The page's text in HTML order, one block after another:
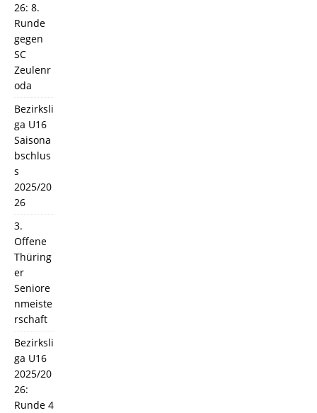
26: 8.
Runde
gegen
SC
Zeulenr
oda
Bezirksli
ga U16
Saisona
bschlus
s
2025/20
26
3.
Offene
Thüring
er
Seniore
nmeiste
rschaft
Bezirksli
ga U16
2025/20
26:
Runde 4